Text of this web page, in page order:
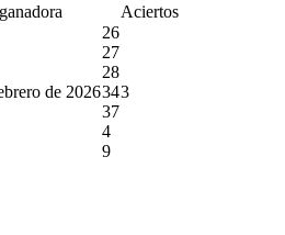
Aciertos
de 2026
26
27
28
34
37
4
9
3